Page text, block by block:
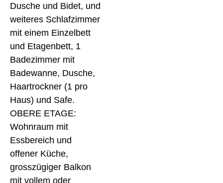
Dusche und Bidet, und
weiteres Schlafzimmer
mit einem Einzelbett
und Etagenbett, 1
Badezimmer mit
Badewanne, Dusche,
Haartrockner (1 pro
Haus) und Safe.
OBERE ETAGE:
Wohnraum mit
Essbereich und
offener Küche,
grosszügiger Balkon
mit vollem oder